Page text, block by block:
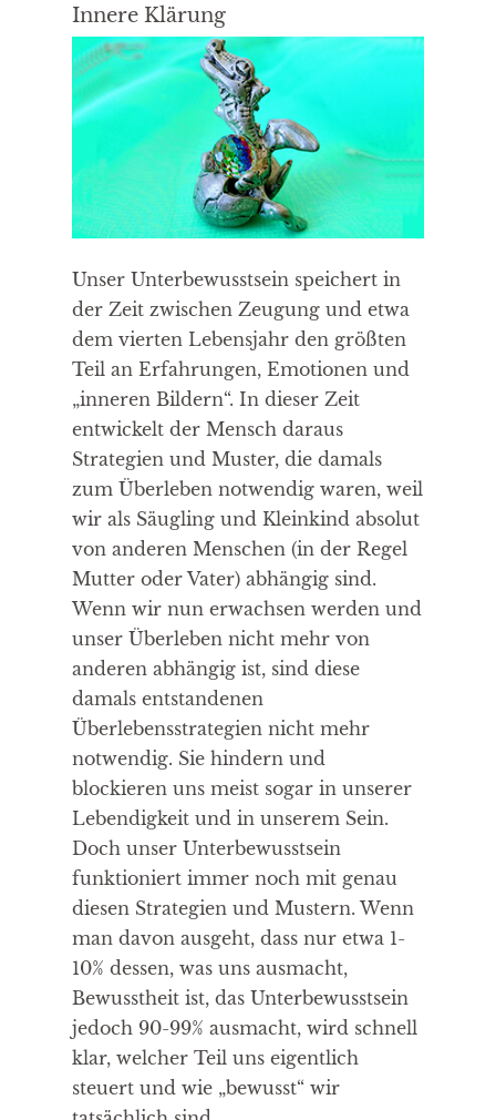
Innere Klärung
Unser Unterbewusstsein speichert in
der Zeit zwischen Zeugung und etwa
dem vierten Lebensjahr den größten
Teil an Erfahrungen, Emotionen und
„inneren Bildern“. In dieser Zeit
entwickelt der Mensch daraus
Strategien und Muster, die damals
zum Überleben notwendig waren, weil
wir als Säugling und Kleinkind absolut
von anderen Menschen (in der Regel
Mutter oder Vater) abhängig sind.
Wenn wir nun erwachsen werden und
unser Überleben nicht mehr von
anderen abhängig ist, sind diese
damals entstandenen
Überlebensstrategien nicht mehr
notwendig. Sie hindern und
blockieren uns meist sogar in unserer
Lebendigkeit und in unserem Sein.
Doch unser Unterbewusstsein
funktioniert immer noch mit genau
diesen Strategien und Mustern. Wenn
man davon ausgeht, dass nur etwa 1-
10% dessen, was uns ausmacht,
Bewusstheit ist, das Unterbewusstsein
jedoch 90-99% ausmacht, wird schnell
klar, welcher Teil uns eigentlich
steuert und wie „bewusst“ wir